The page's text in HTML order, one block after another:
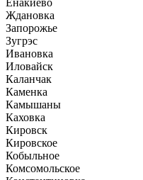
Енакиево
Ждановка
Запорожье
Зугрэс
Ивановка
Иловайск
Каланчак
Каменка
Камышаны
Каховка
Кировск
Кировское
Кобыльное
Комсомольское